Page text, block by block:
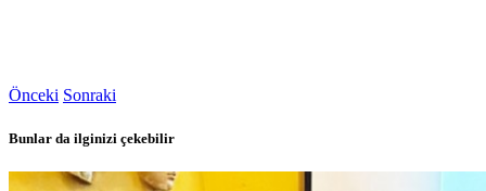
Önceki Sonraki
Bunlar da ilginizi çekebilir